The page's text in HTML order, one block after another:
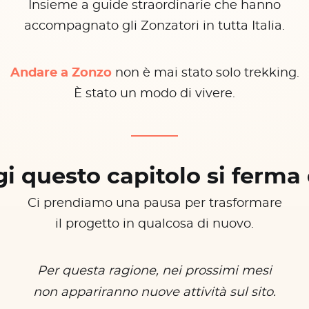
Insieme a guide straordinarie che hanno
accompagnato gli Zonzatori in tutta Italia.
Andare a Zonzonon è mai stato solo trekking.
È stato un modo di vivere.
questo capitolo si ferma
Ci prendiamo una pausa per trasformare
il progetto in qualcosa di nuovo.
Per questa ragione, nei prossimi mesi
non appariranno nuove attività sul sito.